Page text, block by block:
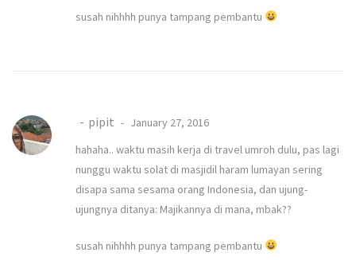
susah nihhhh punya tampang pembantu
pipit
January 27, 2016
hahaha.. waktu masih kerja di travel umroh dulu, pas lagi
nunggu waktu solat di masjidil haram lumayan sering
disapa sama sesama orang Indonesia, dan ujung-
ujungnya ditanya: Majikannya di mana, mbak??
susah nihhhh punya tampang pembantu